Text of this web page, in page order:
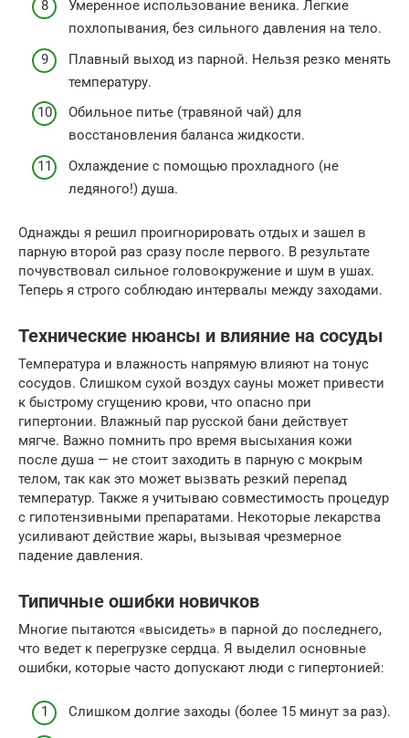
Умеренное использование веника. Легкие
похлопывания, без сильного давления на тело.
Плавный выход из парной. Нельзя резко менять
температуру.
Обильное питье (травяной чай) для
восстановления баланса жидкости.
Охлаждение с помощью прохладного (не
ледяного!) душа.
Однажды я решил проигнорировать отдых и зашел в
парную второй раз сразу после первого. В результате
почувствовал сильное головокружение и шум в ушах.
Теперь я строго соблюдаю интервалы между заходами.
Технические нюансы и влияние на сосуды
Температура и влажность напрямую влияют на тонус
сосудов. Слишком сухой воздух сауны может привести
к быстрому сгущению крови, что опасно при
гипертонии. Влажный пар русской бани действует
мягче. Важно помнить про время высыхания кожи
после душа — не стоит заходить в парную с мокрым
телом, так как это может вызвать резкий перепад
температур. Также я учитываю совместимость процедур
с гипотензивными препаратами. Некоторые лекарства
усиливают действие жары, вызывая чрезмерное
падение давления.
Типичные ошибки новичков
Многие пытаются «высидеть» в парной до последнего,
что ведет к перегрузке сердца. Я выделил основные
ошибки, которые часто допускают люди с гипертонией:
Слишком долгие заходы (более 15 минут за раз).